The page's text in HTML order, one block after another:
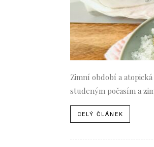
Zimní období a
studeným počasím a
CELÝ ČLÁNEK